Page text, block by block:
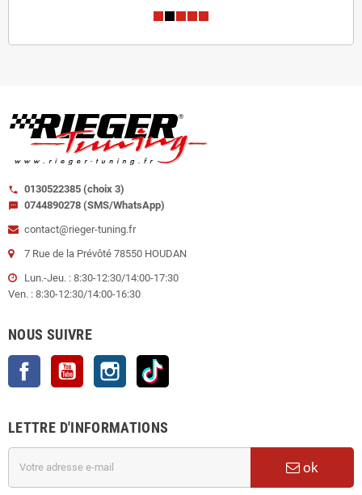
call 0130522385 (choix 3)
sms
0744890278 (SMS/WhatsApp)
contact@rieger-tuning.fr
7 Rue de la Prévôté 78550 HOUDAN
Lun.-Jeu. : 8:30-12:30/14:00-17:30
Ven. : 8:30-12:30/14:00-16:30
NOUS SUIVRE
Facebook YouTube Instagram
LETTRE D'INFORMATIONS
ok